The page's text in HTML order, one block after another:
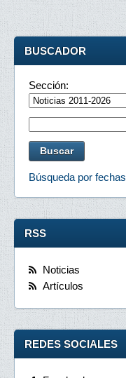
BUSCADOR
Sección:
Búsqueda por fechas
RSS
Noticias
Artículos
REDES SOCIALES